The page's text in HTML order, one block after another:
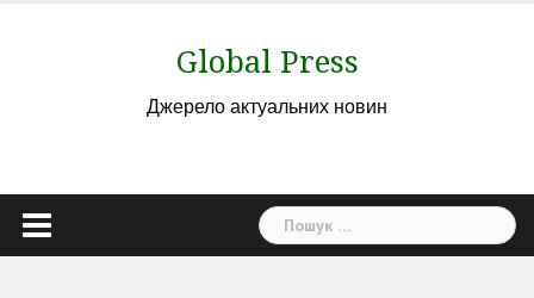
Global Press
Джерело актуальних новин
Пошук: